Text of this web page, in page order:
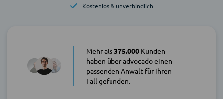
Kostenlos & unverbindlich
Mehr als375.000Kunden
haben über advocado einen
passenden Anwalt für ihren
Fall gefunden.